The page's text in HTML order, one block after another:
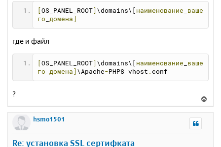
OS_PANEL_ROOT \domains\[ наименование
ваше
го домена]
где и файл
OS_PANEL_ROOT \domains\[ наименование
ваше
го домена] \Apache-PHP8_vhost . conf
?
е
hsmo1501
Re: установка SSL сертифката